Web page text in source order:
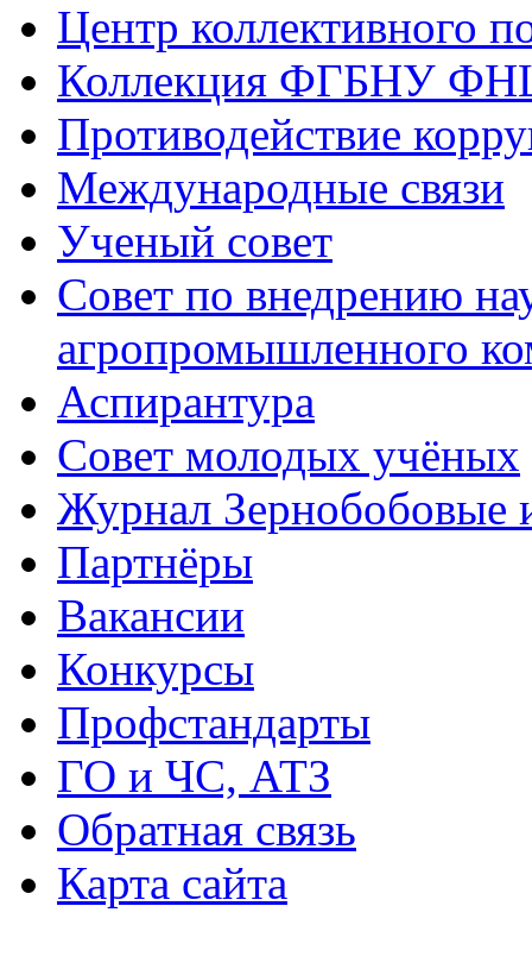
Центр коллективного
Коллекция ФГБНУ
Противодействие
Международные связи
Ученый совет
Совет по внедрению
агропромышленного
Аспирантура
Совет молодых учёных
Журнал Зернобобовые
Партнёры
Вакансии
Конкурсы
Профстандарты
ГО и ЧС, АТЗ
Обратная связь
Карта сайта